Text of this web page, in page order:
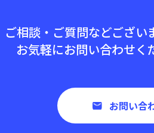
ご相談・ご質問などござい
お気軽にお問い合わせく
お問い合